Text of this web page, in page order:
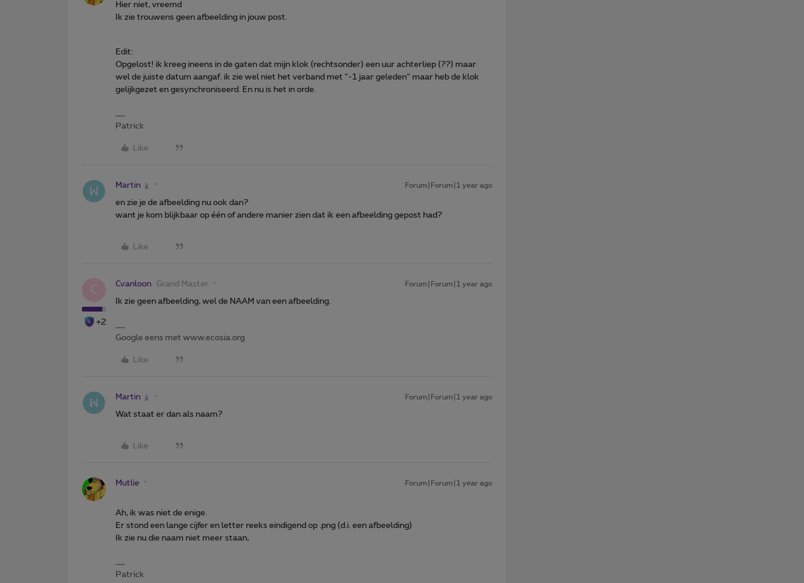
Hier niet, vreemd
Ik zie trouwens geen afbeelding in jouw post.
Edit:
Opgelost! ik kreeg ineens in de gaten dat mijn klok (rechtsonder) een uur achterliep (??) maar
wel de juiste datum aangaf. ik zie wel niet het verband met “-1 jaar geleden” maar heb de klok
gelijkgezet en gesynchroniseerd. En nu is het in orde.
Patrick
Like
Martin Forum|Forum|1 year ago
en zie je de afbeelding nu ook dan?
want je kom blijkbaar op één of andere manier zien dat ik een afbeelding gepost had?
Like
C
+2
Cvanloon Grand Master Forum|Forum|1 year ago
Ik zie geen afbeelding, wel de NAAM van een afbeelding.
Google eens met www.ecosia.org
Like
Martin Forum|Forum|1 year ago
Wat staat er dan als naam?
Like
Mutlie Forum|Forum|1 year ago
Ah, ik was niet de enige.
Er stond een lange cijfer en letter reeks eindigend op .png (d.i. een afbeelding)
Ik zie nu die naam niet meer staan,
Patrick